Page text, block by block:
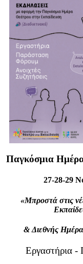
Παγκόσμια
27-28-29
«Μπροστά στις
& Διεθνής
Εργαστήρια -